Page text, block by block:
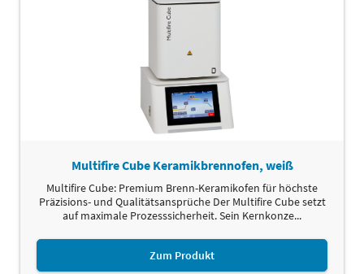
Multifire Cube Keramikbrennofen, weiß
Multifire Cube: Premium Brenn-Keramikofen für höchste
Präzisions- und Qualitätsansprüche Der Multifire Cube setzt
auf maximale Prozesssicherheit. Sein Kernkonze...
Zum Produkt